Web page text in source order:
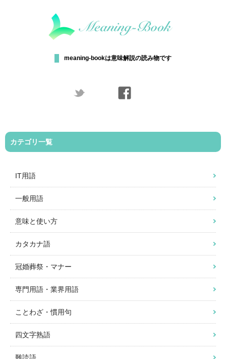
meaning-bookは意味解説の読み物です
カテゴリ一覧
IT用語
一般用語
意味と使い方
カタカナ語
冠婚葬祭・マナー
専門用語・業界用語
ことわざ・慣用句
四文字熟語
難読語